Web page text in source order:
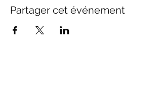
Partager cet événement